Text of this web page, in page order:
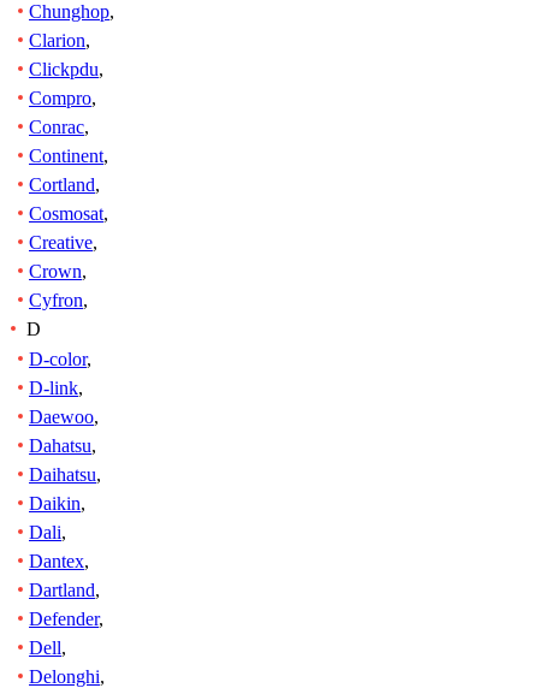
Chunghop,
Clarion,
Clickpdu,
Compro,
Conrac,
Continent,
Cortland,
Cosmosat,
Creative,
Crown,
Cyfron,
D
D-color,
D-link,
Daewoo,
Dahatsu,
Daihatsu,
Daikin,
Dali,
Dantex,
Dartland,
Defender,
Dell,
Delonghi,